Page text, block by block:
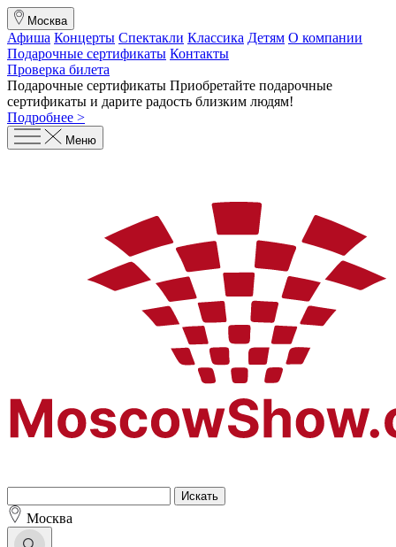
Москва
Афиша Концерты Спектакли Классика Детям О компании
Подарочные сертификаты Контакты
Проверка билета
Подарочные сертификаты Приобретайте подарочные
сертификаты и дарите радость близким людям!
Подробнее >
Меню
Москва